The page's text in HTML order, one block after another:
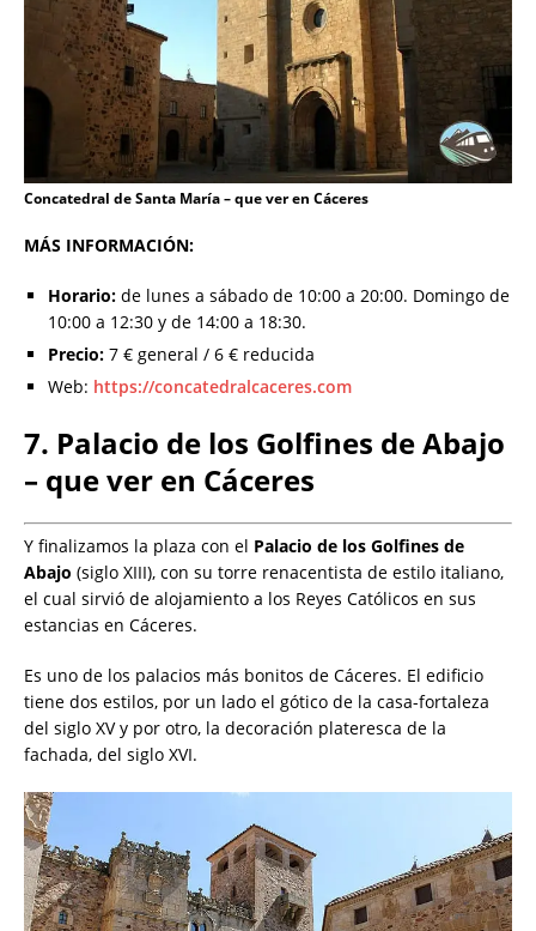
Concatedral de Santa María – que ver en Cáceres
MÁS INFORMACIÓN:
Horario: de lunes a sábado de 10:00 a 20:00. Domingo de
10:00 a 12:30 y de 14:00 a 18:30.
Precio: 7 € general / 6 € reducida
Web: https://concatedralcaceres.com
7. Palacio de los Golfines de Abajo
– que ver en Cáceres
Y finalizamos la plaza con el Palacio de los Golfines de
Abajo (siglo XIII), con su torre renacentista de estilo italiano,
el cual sirvió de alojamiento a los Reyes Católicos en sus
estancias en Cáceres.
Es uno de los palacios más bonitos de Cáceres. El edificio
tiene dos estilos, por un lado el gótico de la casa-fortaleza
del siglo XV y por otro, la decoración plateresca de la
fachada, del siglo XVI.